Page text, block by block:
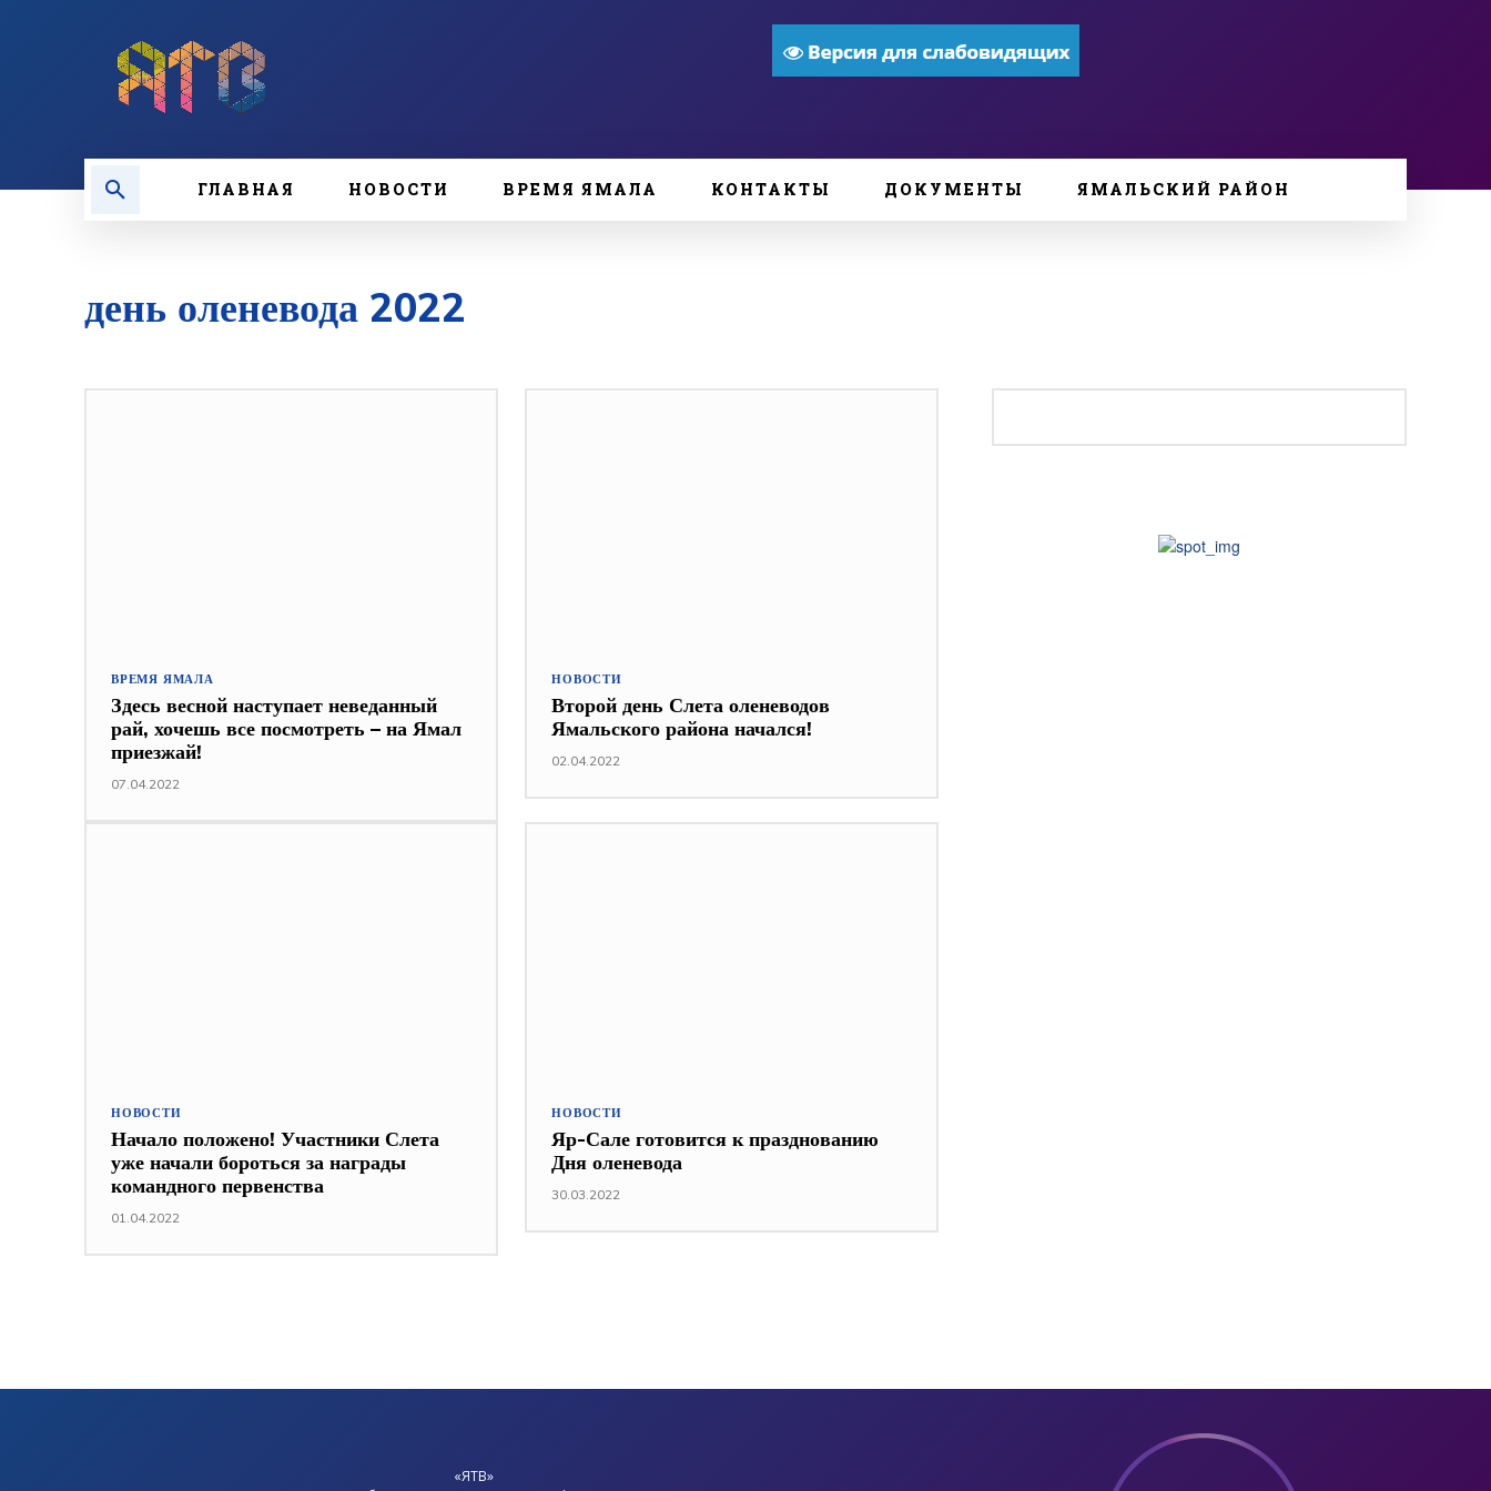
ГЛАВНАЯ НОВОСТИ ВРЕМЯ ЯМАЛА КОНТАКТЫ ДОКУМЕНТЫ ЯМАЛЬСКИЙ РАЙОН
день оленевода 2022
ВРЕМЯ ЯМАЛА
Здесь весной наступает неведанный
рай, хочешь все посмотреть – на Ямал
приезжай!
07.04.2022
НОВОСТИ
Второй день Слета оленеводов
Ямальского района начался!
02.04.2022
НОВОСТИ
Начало положено! Участники Слета
уже начали бороться за награды
командного первенства
01.04.2022
НОВОСТИ
Яр-Сале готовится к празднованию
Дня оленевода
30.03.2022
«ЯТВ»